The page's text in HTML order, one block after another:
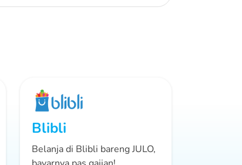
Blibli
Belanja di Blibli bareng JULO,